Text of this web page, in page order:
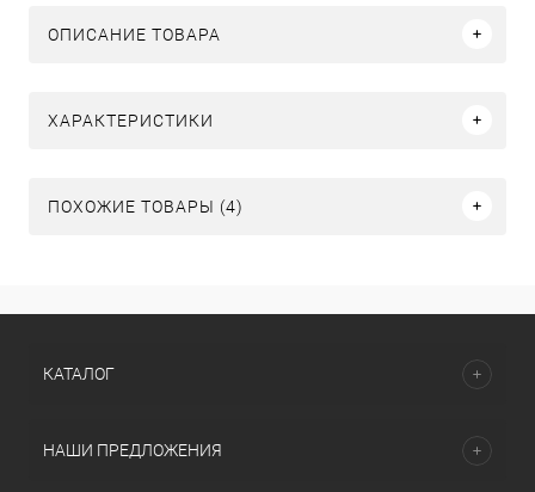
ОПИСАНИЕ ТОВАРА
ХАРАКТЕРИСТИКИ
ПОХОЖИЕ ТОВАРЫ (4)
КАТАЛОГ
НАШИ ПРЕДЛОЖЕНИЯ